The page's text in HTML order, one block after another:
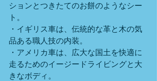
ションとつきたてのお餅のようなシー
ト。
・イギリス車は、伝統的な革と木の気
品ある職人技の内装。
・アメリカ車は、広大な国土を快適に
走るためのイージードライビングと大
きなボディ。